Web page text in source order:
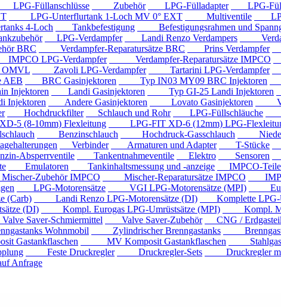
LPG-Füllanschlüsse Zubehör LPG-Fülladapter LPG-
LPG-Unterflurtank 1-Loch MV 0° EXT Multiventile
4-Loch Tankbefestigung Befestigungsrahmen und
LPG-Verdampfer Landi Renzo Verdampers
BRC Verdampfer-Reparatursätze BRC Prins Verdampfer
LPG-Verdampfer Verdampfer-Reparatursätze IMPCO
Zavoli LPG-Verdampfer Tartarini LPG-Verdampfer
AEB BRC Gasinjektoren Typ IN03 MY09 BRC Injektoren
Injektoren Landi Gasinjektoren Typ GI-25 Landi Injektoren
Injektoren Andere Gasinjektoren Lovato Gasinjektoren
Hochdruckfilter Schlauch und Rohr LPG-Füllschläuche
5 (8-10mm) Flexleitung LPG-FIT XD-6 (12mm) LPG-
Benzinschlauch Hochdruck-Gasschlauch
Verbinder Armaturen und Adapter T-Stücke
Absperrventile Tankentnahmeventile Elektro Sensoren
Emulatoren Tankinhaltsmessung und -anzeige IMPCO-Teile
Zubehör IMPCO Mischer-Reparatursätze IMPCO
LPG-Motorensätze VGI LPG-Motorensätze (MPI)
(Carb) Landi Renzo LPG-Motorensätze (DI) Komplette LPG-
(DI) Kompl. Eurogas LPG-Umrüstsätze (MPI) Kompl.
Saver-Schmiermittel Valve Saver-Zubehör CNG /
Wohnmobil Zylindrischer Brenngastanks
MV Komposit Gastankflaschen
Feste Druckregler Druckregler-Sets Druckregler mit
Anfrage